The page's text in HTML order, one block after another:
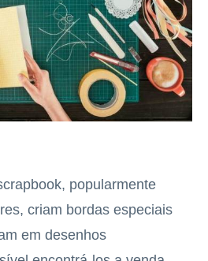
popularmente
criam bordas especiais
em desenhos